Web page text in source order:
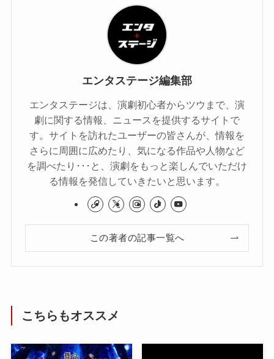
エンタステージ編集部
エンタステージは、演劇初心者からツウまで、演
劇に関する情報、ニュースを提供するサイトで
す。サイトを訪れたユーザーの皆さんが、情報を
さらに周囲に広めたり、気になる作品や人物など
を調べたり･･･と、演劇をもっと楽しんでいただけ
る情報を発信していきたいと思います。
この著者の記事一覧へ
こちらもオススメ